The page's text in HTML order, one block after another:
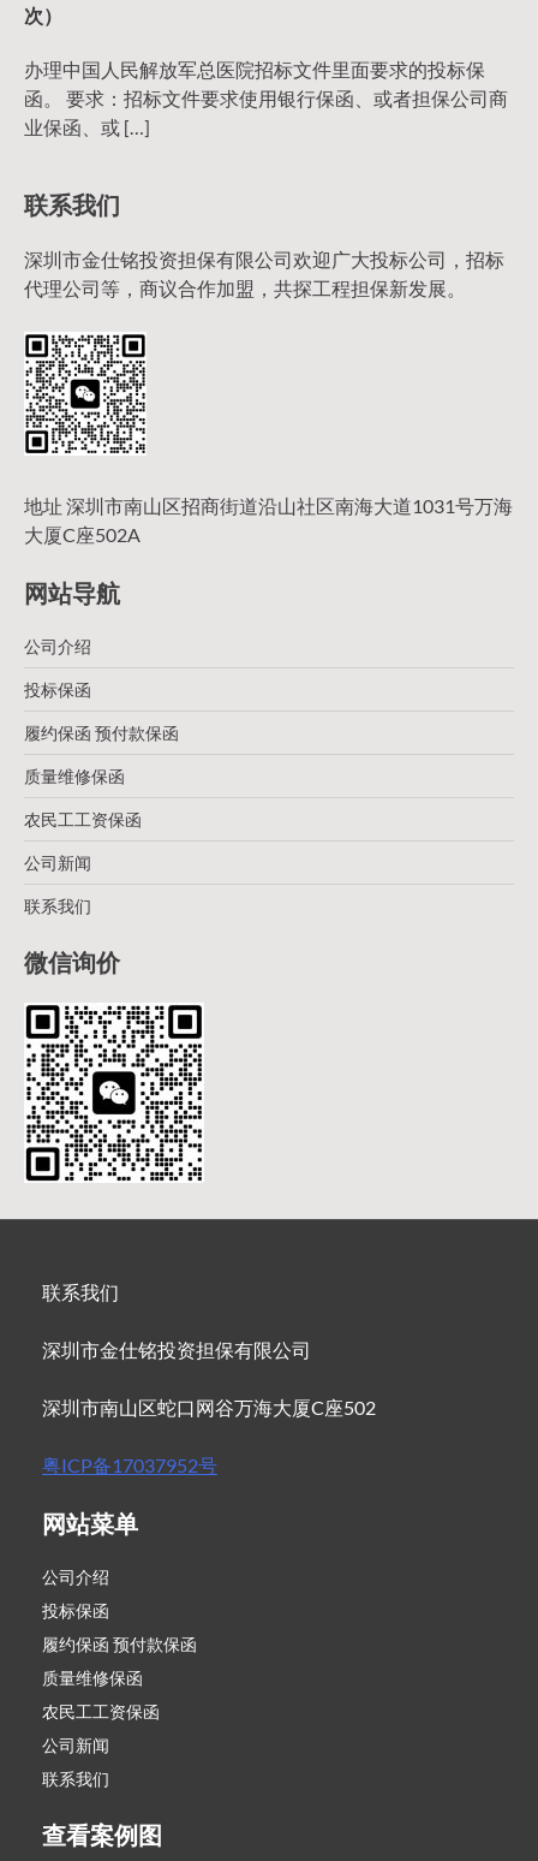
次）
办理中国人民解放军总医院招标文件里面要求的投标保
函。 要求：招标文件要求使用银行保函、或者担保公司商
业保函、或 […]
联系我们
深圳市金仕铭投资担保有限公司欢迎广大投标公司，招标
代理公司等，商议合作加盟，共探工程担保新发展。
地址 深圳市南山区招商街道沿山社区南海大道1031号万海
大厦C座502A
网站导航
公司介绍
投标保函
履约保函 预付款保函
质量维修保函
农民工工资保函
公司新闻
联系我们
微信询价
联系我们
深圳市金仕铭投资担保有限公司
深圳市南山区蛇口网谷万海大厦C座502
粤ICP备17037952号
网站菜单
公司介绍
投标保函
履约保函 预付款保函
质量维修保函
农民工工资保函
公司新闻
联系我们
查看案例图